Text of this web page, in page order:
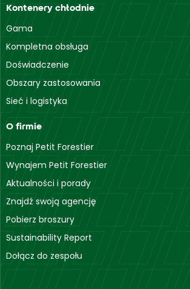
Kontenery chłodnie
Gama
Kompletna obsługa
Doświadczenie
Obszary zastosowania
Sieć i logistyka
O firmie
Poznaj Petit Forestier
Wynajem Petit Forestier
Aktualności i porady
Znajdź swoją agencję
Pobierz broszury
Sustainability Report
Dołącz do zespołu